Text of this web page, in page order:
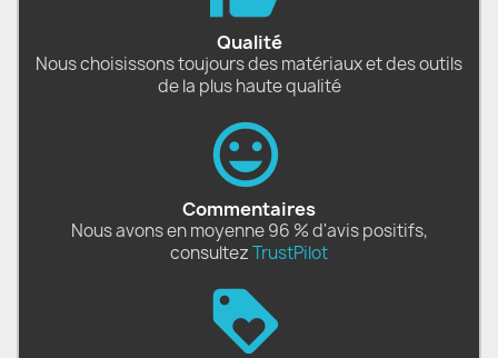
Qualité
Nous choisissons toujours des matériaux et des outils
de la plus haute qualité
Commentaires
Nous avons en moyenne 96 % d'avis positifs,
consultezTrustPilot